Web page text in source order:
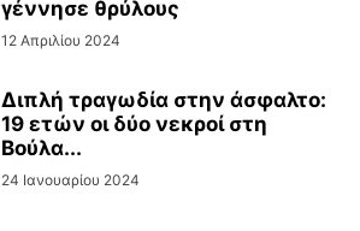
γέννησε θρύλους
12 Απριλίου 2024
Διπλή τραγωδία στην άσφαλτο:
19 ετών οι δύο νεκροί στη
Βούλα...
24 Ιανουαρίου 2024